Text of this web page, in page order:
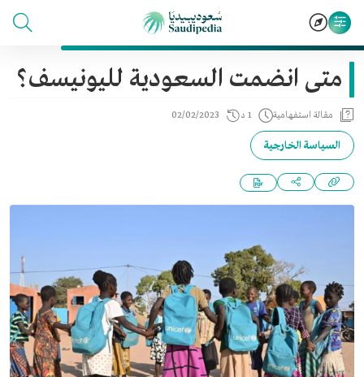
متى انضمت السعودية لليونيسف؟
مقالة استفهامية 1 د 02/02/2023
السياسة الخارجية